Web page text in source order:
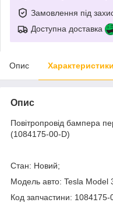
Замовлення під
Доступна доставка
Опис Характеристики
Опис
Повітропровід бампера
(1084175-00-D)
Стан: Новий;
Модель авто: Tesla Model
Код запчастини: 1084175-